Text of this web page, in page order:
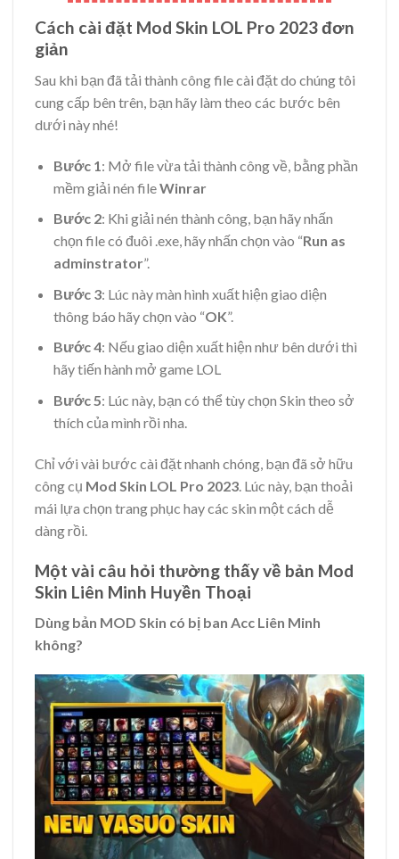
Cách cài đặt Mod Skin LOL Pro 2023 đơn
giản
Sau khi bạn đã tải thành công file cài đặt do chúng tôi
cung cấp bên trên, bạn hãy làm theo các bước bên
dưới này nhé!
Bước 1 : Mở file vừa tải thành công về, bằng phần
mềm giải nén fileWinrar
Bước 2: Khi giải nén thành công, bạn hãy nhấn
chọn file có đuôi .exe, hãy nhấn chọn vào “Run as
adminstrator”.
Bước 3: Lúc này màn hình xuất hiện giao diện
thông báo hãy chọn vào “OK”.
Bước 4: Nếu giao diện xuất hiện như bên dưới thì
hãy tiến hành mở game LOL
Bước 5: Lúc này, bạn có thể tùy chọn Skin theo sở
thích của mình rồi nha.
Chỉ với vài bước cài đặt nhanh chóng, bạn đã sở hữu
công cụ Mod Skin LOL Pro 2023 . Lúc này, bạn thoải
mái lựa chọn trang phục hay các skin một cách dễ
dàng rồi.
Một vài câu hỏi thường thấy về bản Mod
Skin Liên Minh Huyền Thoại
Dùng bản MOD Skin có bị ban Acc Liên Minh
không?